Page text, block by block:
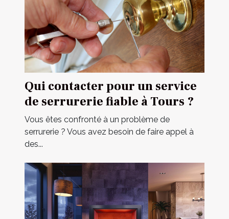
Qui contacter pour un service
de serrurerie fiable à Tours ?
Vous êtes confronté à un problème de
serrurerie ? Vous avez besoin de faire appel à
des...